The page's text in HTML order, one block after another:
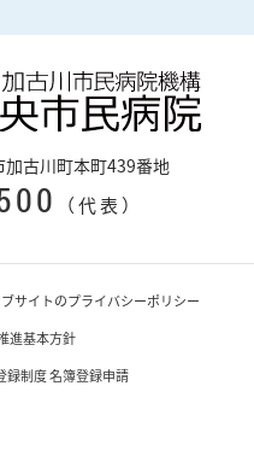
古川町本町439番地
（代表）
サイトのプライバシーポリシー
進基本方針
録制度 名簿登録申請